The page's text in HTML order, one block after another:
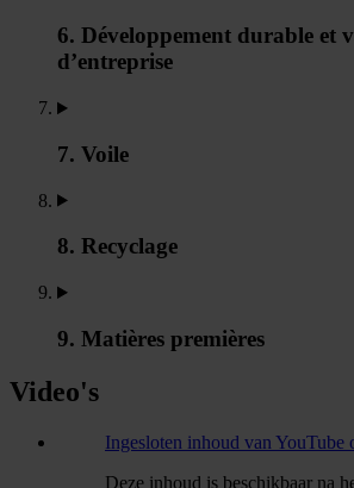
6. Développement durable et
d’entreprise
7. Voile
8. Recyclage
9. Matières premières
Video's
Ingesloten inhoud van YouTube
Deze inhoud is beschikbaar na